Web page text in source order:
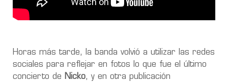
Horas más tarde, la banda volvió a utilizar las redes
sociales para reflejar en fotos lo que fue el último
concierto de
Nicko, y en otra publicación